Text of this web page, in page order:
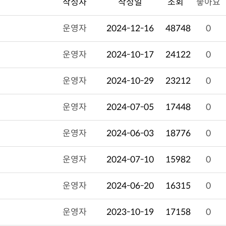
작성자 작성일 조회 좋아요
운영자 2024-12-16 48748 0
운영자 2024-10-17 24122 0
운영자 2024-10-29 23212 0
운영자 2024-07-05 17448 0
운영자 2024-06-03 18776 0
운영자 2024-07-10 15982 0
운영자 2024-06-20 16315 0
운영자 2023-10-19 17158 0